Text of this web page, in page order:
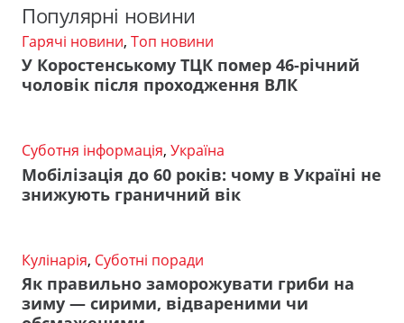
Популярні новини
Гарячі новини, Топ новини
У Коростенському ТЦК помер 46-річний
чоловік після проходження ВЛК
Суботня інформація, Україна
Мобілізація до 60 років: чому в Україні не
знижують граничний вік
Кулінарія, Суботні поради
Як правильно заморожувати гриби на
зиму — сирими, відвареними чи